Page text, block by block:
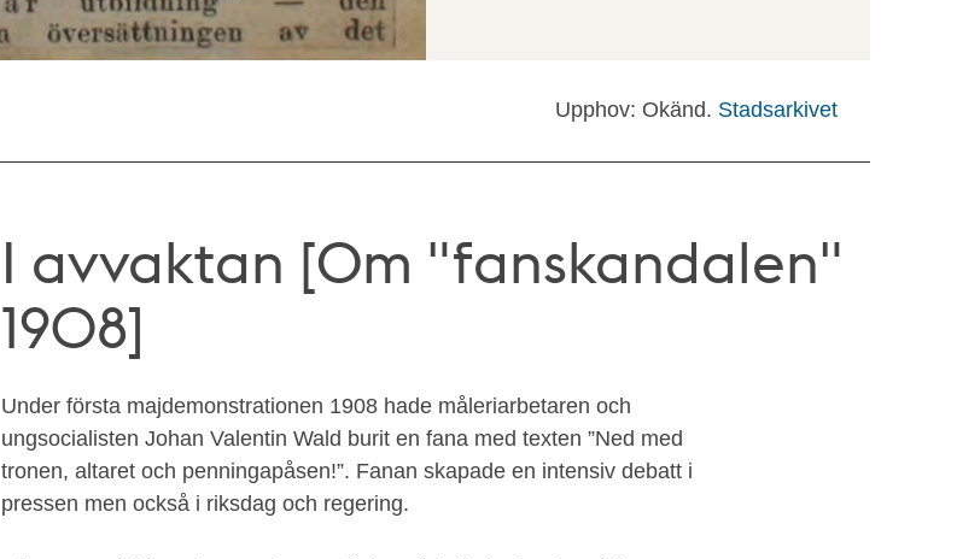
Upphov: Okänd. Stadsarkivet
I avvaktan [Om "fanskandalen"
1908]
Under första majdemonstrationen 1908 hade måleriarbetaren och
ungsocialisten Johan Valentin Wald burit en fana med texten ”Ned med
tronen, altaret och penningapåsen!”. Fanan skapade en intensiv debatt i
pressen men också i riksdag och regering.